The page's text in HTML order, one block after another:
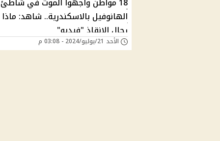
الهانوفيل بالاسكندرية.. شاهد:
رجال الإنقاذ "فيديو"
الأحد 21/يوليو/2024 - 03:08 م